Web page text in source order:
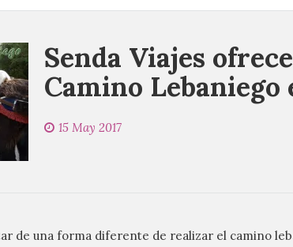
Senda Viajes
Camino
15 May 2017
de una forma diferente de realizar el camino